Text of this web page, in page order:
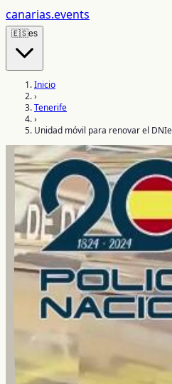
canarias.events
🇪🇸es
Inicio
›
Tenerife
›
Unidad móvil para renovar el